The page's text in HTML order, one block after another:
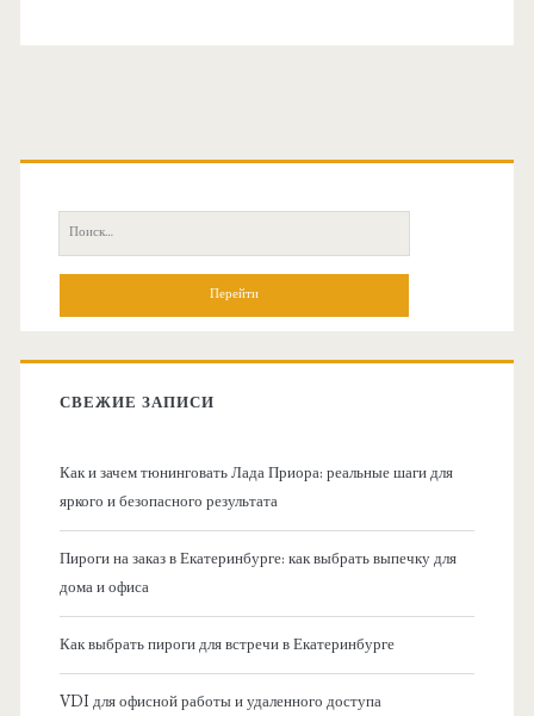
О
П
о
:
СВЕЖИЕ ЗАПИСИ
Как и зачем тюнинговать Лада Приора: реальные шаги для
яркого и безопасного результата
Пироги на заказ в Екатеринбурге: как выбрать выпечку для
дома и офиса
Как выбрать пироги для встречи в Екатеринбурге
VDI для офисной работы и удаленного доступа